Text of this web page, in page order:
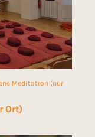
Ort)
Meditation (nur